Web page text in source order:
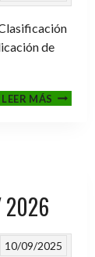
de
LEER MÁSFASE
2026
10/09/2025